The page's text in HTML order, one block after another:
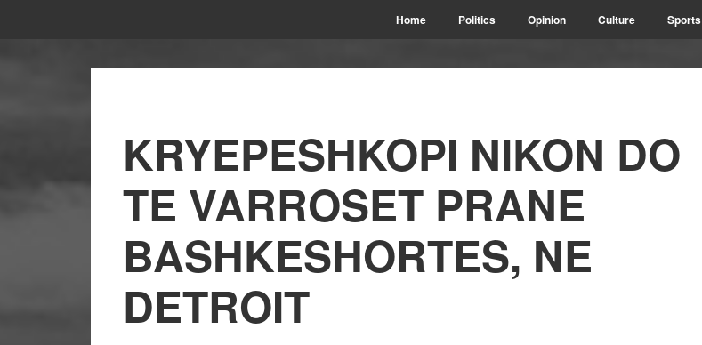
Home Politics Opinion Culture Sports
KRYEPESHKOPI NIKON DO
TE VARROSET PRANE
BASHKESHORTES, NE
DETROIT